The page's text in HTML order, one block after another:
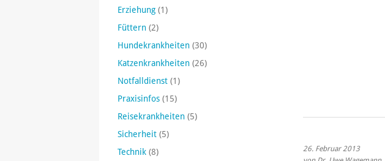
26. Februar 2013
Erziehung (1)
Füttern (2)
Hundekrankheiten (30)
Katzenkrankheiten (26)
Notfalldienst (1)
Praxisinfos (15)
Reisekrankheiten (5)
Sicherheit (5)
Technik (8)